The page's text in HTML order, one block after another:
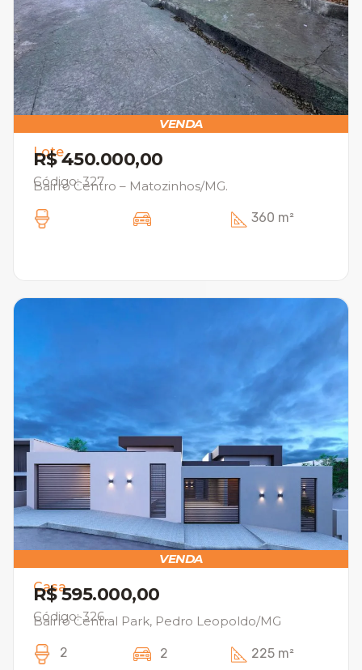
VENDA
Lote
R$ 450.000,00
Código: 327
Bairro Centro – Matozinhos/MG.
360 m²
VENDA
Casa
R$ 595.000,00
Código: 326
Bairro Central Park, Pedro Leopoldo/MG
2 2 225 m²